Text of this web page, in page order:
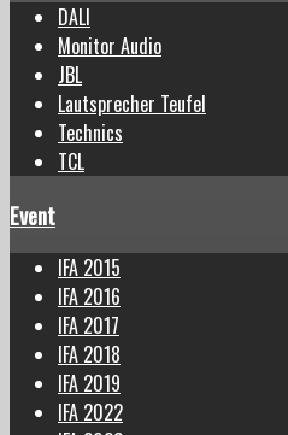
DALI
Monitor Audio
JBL
Lautsprecher Teufel
Technics
TCL
Event
IFA 2015
IFA 2016
IFA 2017
IFA 2018
IFA 2019
IFA 2022